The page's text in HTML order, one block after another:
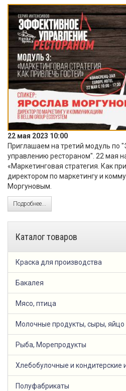
22 мая 2023 10:00
Приглашаем на третий модуль по
управлению рестораном". 22 мая
«Маркетинговая стратегия. Как
директором по маркетингу и
Моргуновым.
Подробнее...
Каталог товаров
Краска для производства
Бакалея
Мясо, птица
Молочные продукты, сыры, яйцо
Рыба, Морепродукты
Хлебобулочные и кондитерские
Полуфабрикаты